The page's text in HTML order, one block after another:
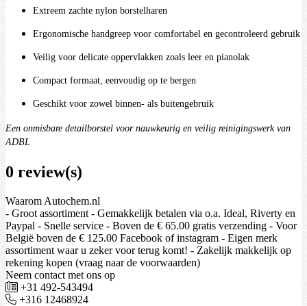
Extreem zachte nylon borstelharen
Ergonomische handgreep voor comfortabel en gecontroleerd gebruik
Veilig voor delicate oppervlakken zoals leer en pianolak
Compact formaat, eenvoudig op te bergen
Geschikt voor zowel binnen- als buitengebruik
Een onmisbare detailborstel voor nauwkeurig en veilig reinigingswerk van
ADBL
0 review(s)
Waarom Autochem.nl
- Groot assortiment - Gemakkelijk betalen via o.a. Ideal, Riverty en
Paypal - Snelle service - Boven de € 65.00 gratis verzending - Voor
België boven de € 125.00 Facebook of instagram - Eigen merk
assortiment waar u zeker voor terug komt! - Zakelijk makkelijk op
rekening kopen (vraag naar de voorwaarden)
Neem contact met ons op
+31 492-543494
+316 12468924